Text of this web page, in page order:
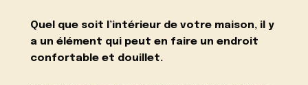
Quel que soit l’intérieur de votre maison, il y
a un élément qui peut en faire un endroit
confortable et douillet.